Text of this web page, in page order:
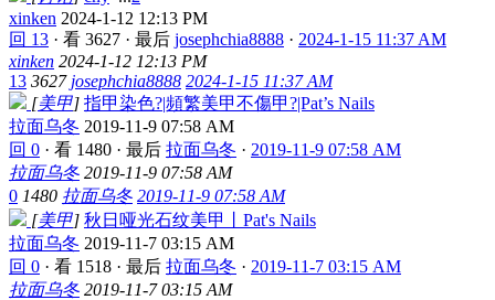
xinken 2024-1-12 12:13 PM
回 13 · 看 3627 · 最后 josephchia8888 · 2024-1-15 11:37 AM
xinken 2024-1-12 12:13 PM
13 3627 josephchia8888 2024-1-15 11:37 AM
[美甲] 指甲染色?|頻繁美甲不傷甲?|Pat’s Nails
拉面乌冬 2019-11-9 07:58 AM
回 0 · 看 1480 · 最后 拉面乌冬 · 2019-11-9 07:58 AM
拉面乌冬 2019-11-9 07:58 AM
0 1480 拉面乌冬 2019-11-9 07:58 AM
[美甲] 秋日哑光石纹美甲丨Pat's Nails
拉面乌冬 2019-11-7 03:15 AM
回 0 · 看 1518 · 最后 拉面乌冬 · 2019-11-7 03:15 AM
拉面乌冬 2019-11-7 03:15 AM